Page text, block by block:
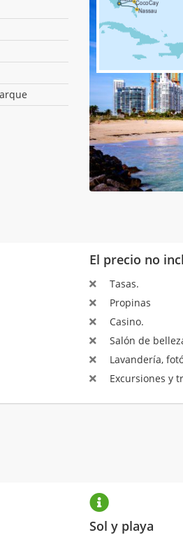
El precio no
Tasas.
Propinas
Casino.
Salón de
Lavandería,
Excursiones y
Sol y playa